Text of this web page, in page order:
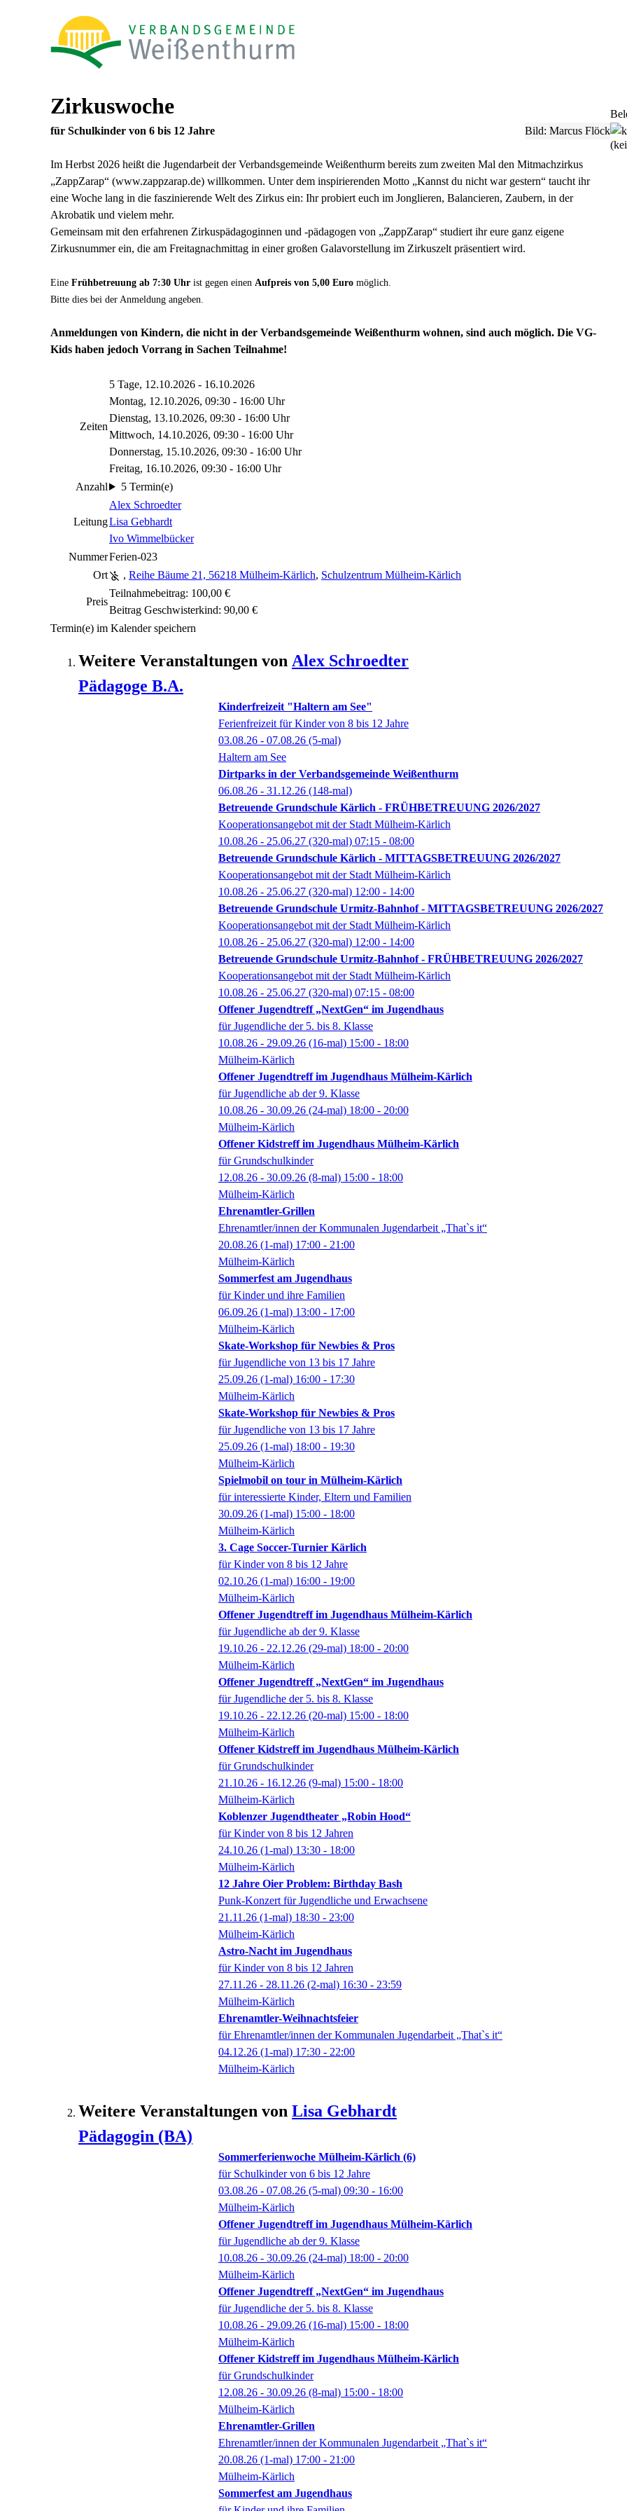
Zirkuswoche
Bild: Marcus Flöck
für Schulkinder von 6 bis 12 Jahre
Im Herbst 2026 heißt die Jugendarbeit der Verbandsgemeinde Weißenthurm bereits zum zweiten Mal den Mitmachzirkus
„ZappZarap“ (www.zappzarap.de) willkommen. Unter dem inspirierenden Motto „Kannst du nicht war gestern“ taucht ihr
eine Woche lang in die faszinierende Welt des Zirkus ein: Ihr probiert euch im Jonglieren, Balancieren, Zaubern, in der
Akrobatik und vielem mehr.
Gemeinsam mit den erfahrenen Zirkuspädagoginnen und -pädagogen von „ZappZarap“ studiert ihr eure ganz eigene
Zirkusnummer ein, die am Freitagnachmittag in einer großen Galavorstellung im Zirkuszelt präsentiert wird.
Eine Frühbetreuung ab 7:30 Uhr ist gegen einen Aufpreis von 5,00 Euro möglich.
Bitte dies bei der Anmeldung angeben.
Anmeldungen von Kindern, die nicht in der Verbandsgemeinde Weißenthurm wohnen, sind auch möglich. Die VG-
Kids haben jedoch Vorrang in Sachen Teilnahme!
Zeiten
5 Tage, 12.10.2026 - 16.10.2026
Montag, 12.10.2026, 09:30 - 16:00 Uhr
Dienstag, 13.10.2026, 09:30 - 16:00 Uhr
Mittwoch, 14.10.2026, 09:30 - 16:00 Uhr
Donnerstag, 15.10.2026, 09:30 - 16:00 Uhr
Freitag, 16.10.2026, 09:30 - 16:00 Uhr
Anzahl
5 Termin(e)
Leitung
Alex Schroedter
Lisa Gebhardt
Ivo Wimmelbücker
NummerFerien-023
Ort
, Reihe Bäume 21, 56218 Mülheim-Kärlich, Schulzentrum Mülheim-Kärlich
Preis
Teilnahmebeitrag: 100,00 €
Beitrag Geschwisterkind: 90,00 €
Termin(e) im Kalender speichern
Weitere Veranstaltungen von Alex Schroedter
Pädagoge B.A.
Kinderfreizeit "Haltern am See"
Ferienfreizeit für Kinder von 8 bis 12 Jahre
03.08.26 - 07.08.26 (5-mal)
Haltern am See
Dirtparks in der Verbandsgemeinde Weißenthurm
06.08.26 - 31.12.26 (148-mal)
Betreuende Grundschule Kärlich - FRÜHBETREUUNG 2026/2027
Kooperationsangebot mit der Stadt Mülheim-Kärlich
10.08.26 - 25.06.27 (320-mal) 07:15 - 08:00
Betreuende Grundschule Kärlich - MITTAGSBETREUUNG 2026/2027
Kooperationsangebot mit der Stadt Mülheim-Kärlich
10.08.26 - 25.06.27 (320-mal) 12:00 - 14:00
Betreuende Grundschule Urmitz-Bahnhof - MITTAGSBETREUUNG 2026/2027
Kooperationsangebot mit der Stadt Mülheim-Kärlich
10.08.26 - 25.06.27 (320-mal) 12:00 - 14:00
Betreuende Grundschule Urmitz-Bahnhof - FRÜHBETREUUNG 2026/2027
Kooperationsangebot mit der Stadt Mülheim-Kärlich
10.08.26 - 25.06.27 (320-mal) 07:15 - 08:00
Offener Jugendtreff „NextGen“ im Jugendhaus
für Jugendliche der 5. bis 8. Klasse
10.08.26 - 29.09.26 (16-mal) 15:00 - 18:00
Mülheim-Kärlich
Offener Jugendtreff im Jugendhaus Mülheim-Kärlich
für Jugendliche ab der 9. Klasse
10.08.26 - 30.09.26 (24-mal) 18:00 - 20:00
Mülheim-Kärlich
Offener Kidstreff im Jugendhaus Mülheim-Kärlich
für Grundschulkinder
12.08.26 - 30.09.26 (8-mal) 15:00 - 18:00
Mülheim-Kärlich
Ehrenamtler-Grillen
Ehrenamtler/innen der Kommunalen Jugendarbeit „That`s it“
20.08.26 (1-mal) 17:00 - 21:00
Mülheim-Kärlich
Sommerfest am Jugendhaus
für Kinder und ihre Familien
06.09.26 (1-mal) 13:00 - 17:00
Mülheim-Kärlich
Skate-Workshop für Newbies & Pros
für Jugendliche von 13 bis 17 Jahre
25.09.26 (1-mal) 16:00 - 17:30
Mülheim-Kärlich
Skate-Workshop für Newbies & Pros
für Jugendliche von 13 bis 17 Jahre
25.09.26 (1-mal) 18:00 - 19:30
Mülheim-Kärlich
Spielmobil on tour in Mülheim-Kärlich
für interessierte Kinder, Eltern und Familien
30.09.26 (1-mal) 15:00 - 18:00
Mülheim-Kärlich
3. Cage Soccer-Turnier Kärlich
für Kinder von 8 bis 12 Jahre
02.10.26 (1-mal) 16:00 - 19:00
Mülheim-Kärlich
Offener Jugendtreff im Jugendhaus Mülheim-Kärlich
für Jugendliche ab der 9. Klasse
19.10.26 - 22.12.26 (29-mal) 18:00 - 20:00
Mülheim-Kärlich
Offener Jugendtreff „NextGen“ im Jugendhaus
für Jugendliche der 5. bis 8. Klasse
19.10.26 - 22.12.26 (20-mal) 15:00 - 18:00
Mülheim-Kärlich
Offener Kidstreff im Jugendhaus Mülheim-Kärlich
für Grundschulkinder
21.10.26 - 16.12.26 (9-mal) 15:00 - 18:00
Mülheim-Kärlich
Koblenzer Jugendtheater „Robin Hood“
für Kinder von 8 bis 12 Jahren
24.10.26 (1-mal) 13:30 - 18:00
Mülheim-Kärlich
12 Jahre Oier Problem: Birthday Bash
Punk-Konzert für Jugendliche und Erwachsene
21.11.26 (1-mal) 18:30 - 23:00
Mülheim-Kärlich
Astro-Nacht im Jugendhaus
für Kinder von 8 bis 12 Jahren
27.11.26 - 28.11.26 (2-mal) 16:30 - 23:59
Mülheim-Kärlich
Ehrenamtler-Weihnachtsfeier
für Ehrenamtler/innen der Kommunalen Jugendarbeit „That`s it“
04.12.26 (1-mal) 17:30 - 22:00
Mülheim-Kärlich
Weitere Veranstaltungen von Lisa Gebhardt
Pädagogin (BA)
Sommerferienwoche Mülheim-Kärlich (6)
für Schulkinder von 6 bis 12 Jahre
03.08.26 - 07.08.26 (5-mal) 09:30 - 16:00
Mülheim-Kärlich
Offener Jugendtreff im Jugendhaus Mülheim-Kärlich
für Jugendliche ab der 9. Klasse
10.08.26 - 30.09.26 (24-mal) 18:00 - 20:00
Mülheim-Kärlich
Offener Jugendtreff „NextGen“ im Jugendhaus
für Jugendliche der 5. bis 8. Klasse
10.08.26 - 29.09.26 (16-mal) 15:00 - 18:00
Mülheim-Kärlich
Offener Kidstreff im Jugendhaus Mülheim-Kärlich
für Grundschulkinder
12.08.26 - 30.09.26 (8-mal) 15:00 - 18:00
Mülheim-Kärlich
Ehrenamtler-Grillen
Ehrenamtler/innen der Kommunalen Jugendarbeit „That`s it“
20.08.26 (1-mal) 17:00 - 21:00
Mülheim-Kärlich
Sommerfest am Jugendhaus